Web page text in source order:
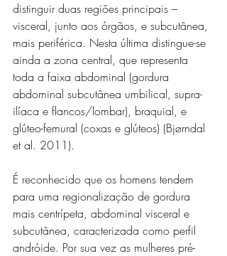
distinguir duas regiões principais –
visceral, junto aos órgãos, e subcutânea,
mais periférica. Nesta última distingue-se
ainda a zona central, que representa
toda a faixa abdominal (gordura
abdominal subcutânea umbilical, supra-
ilíaca e flancos/lombar), braquial, e
glúteo-femural (coxas e glúteos) (Bjørndal
et al. 2011).
É reconhecido que os homens tendem
para uma regionalização de gordura
mais centrípeta, abdominal visceral e
subcutânea, caracterizada como perfil
andróide. Por sua vez as mulheres pré-